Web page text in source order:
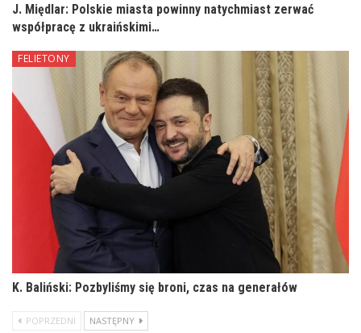
J. Międlar: Polskie miasta powinny natychmiast zerwać
współpracę z ukraińskimi…
FELIETONY
K. Baliński: Pozbyliśmy się broni, czas na generałów
POPRZEDNI NASTĘPNY